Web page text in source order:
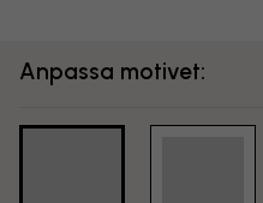
Anpassa motivet: